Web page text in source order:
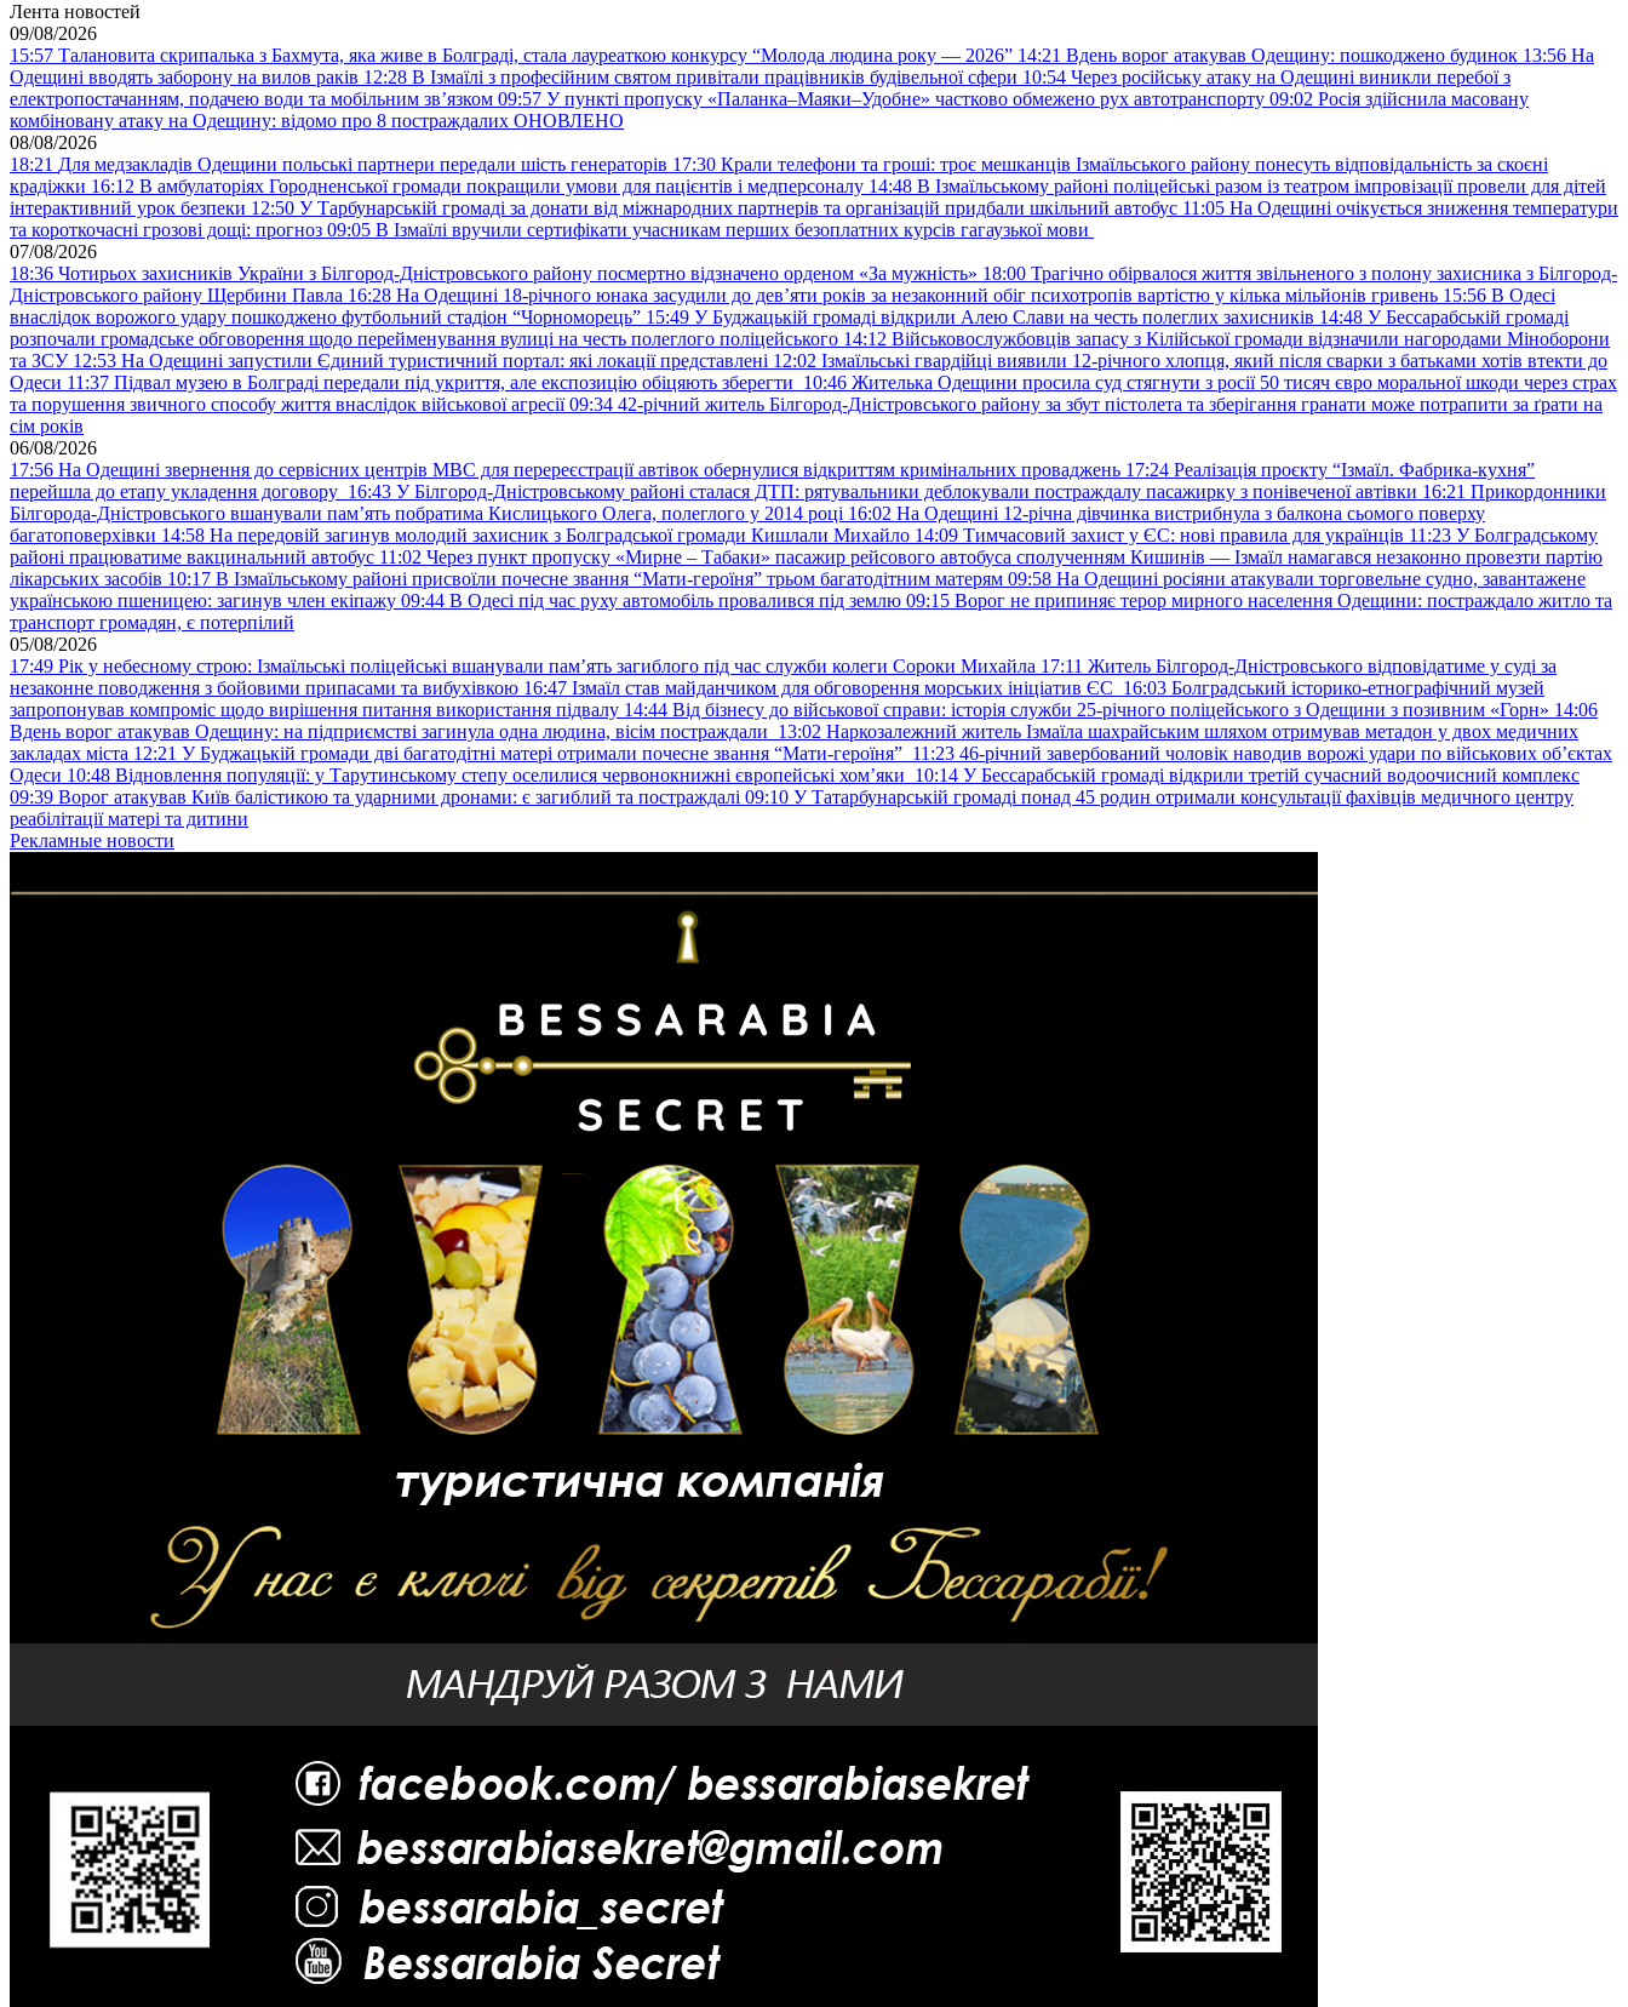
Лента новостей
09/08/2026
15:57 Талановита скрипалька з Бахмута, яка живе в Болграді, стала лауреаткою конкурсу “Молода людина року — 2026” 14:21 Вдень ворог атакував Одещину: пошкоджено будинок 13:56 На
Одещині вводять заборону на вилов раків 12:28 В Ізмаїлі з професійним святом привітали працівників будівельної сфери 10:54 Через російську атаку на Одещині виникли перебої з
електропостачанням, подачею води та мобільним звʼязком 09:57 У пункті пропуску «Паланка–Маяки–Удобне» частково обмежено рух автотранспорту 09:02 Росія здійснила масовану
комбіновану атаку на Одещину: відомо про 8 постраждалих ОНОВЛЕНО
08/08/2026
18:21 Для медзакладів Одещини польські партнери передали шість генераторів 17:30 Крали телефони та гроші: троє мешканців Ізмаїльського району понесуть відповідальність за скоєні
крадіжки 16:12 В амбулаторіях Городненської громади покращили умови для пацієнтів і медперсоналу 14:48 В Ізмаїльському районі поліцейські разом із театром імпровізації провели для дітей
інтерактивний урок безпеки 12:50 У Тарбунарській громаді за донати від міжнародних партнерів та організацій придбали шкільний автобус 11:05 На Одещині очікується зниження температури
та короткочасні грозові дощі: прогноз 09:05 В Ізмаїлі вручили сертифікати учасникам перших безоплатних курсів гагаузької мови
07/08/2026
18:36 Чотирьох захисників України з Білгород-Дністровського району посмертно відзначено орденом «За мужність» 18:00 Трагічно обірвалося життя звільненого з полону захисника з Білгород-
Дністровського району Щербини Павла 16:28 На Одещині 18-річного юнака засудили до дев’яти років за незаконний обіг психотропів вартістю у кілька мільйонів гривень 15:56 В Одесі
внаслідок ворожого удару пошкоджено футбольний стадіон “Чорноморець” 15:49 У Буджацькій громаді відкрили Алею Слави на честь полеглих захисників 14:48 У Бессарабській громаді
розпочали громадське обговорення щодо перейменування вулиці на честь полеглого поліцейського 14:12 Військовослужбовців запасу з Кілійської громади відзначили нагородами Міноборони
та ЗСУ 12:53 На Одещині запустили Єдиний туристичний портал: які локації представлені 12:02 Ізмаїльські гвардійці виявили 12-річного хлопця, який після сварки з батьками хотів втекти до
Одеси 11:37 Підвал музею в Болграді передали під укриття, але експозицію обіцяють зберегти 10:46 Жителька Одещини просила суд стягнути з росії 50 тисяч євро моральної шкоди через страх
та порушення звичного способу життя внаслідок військової агресії 09:34 42-річний житель Білгород-Дністровського району за збут пістолета та зберігання гранати може потрапити за ґрати на
сім років
06/08/2026
17:56 На Одещині звернення до сервісних центрів МВС для перереєстрації автівок обернулися відкриттям кримінальних проваджень 17:24 Реалізація проєкту “Ізмаїл. Фабрика-кухня”
перейшла до етапу укладення договору 16:43 У Білгород-Дністровському районі сталася ДТП: рятувальники деблокували постраждалу пасажирку з понівеченої автівки 16:21 Прикордонники
Білгорода-Дністровського вшанували пам’ять побратима Кислицького Олега, полеглого у 2014 році 16:02 На Одещині 12-річна дівчинка вистрибнула з балкона сьомого поверху
багатоповерхівки 14:58 На передовій загинув молодий захисник з Болградської громади Кишлали Михайло 14:09 Тимчасовий захист у ЄС: нові правила для українців 11:23 У Болградському
районі працюватиме вакцинальний автобус 11:02 Через пункт пропуску «Мирне – Табаки» пасажир рейсового автобуса сполученням Кишинів — Ізмаїл намагався незаконно провезти партію
лікарських засобів 10:17 В Ізмаїльському районі присвоїли почесне звання “Мати-героїня” трьом багатодітним матерям 09:58 На Одещині росіяни атакували торговельне судно, завантажене
українською пшеницею: загинув член екіпажу 09:44 В Одесі під час руху автомобіль провалився під землю 09:15 Ворог не припиняє терор мирного населення Одещини: постраждало житло та
транспорт громадян, є потерпілий
05/08/2026
17:49 Рік у небесному строю: Ізмаїльські поліцейські вшанували пам’ять загиблого під час служби колеги Сороки Михайла 17:11 Житель Білгород-Дністровського відповідатиме у суді за
незаконне поводження з бойовими припасами та вибухівкою 16:47 Ізмаїл став майданчиком для обговорення морських ініціатив ЄС 16:03 Болградський історико-етнографічний музей
запропонував компроміс щодо вирішення питання використання підвалу 14:44 Від бізнесу до військової справи: історія служби 25-річного поліцейського з Одещини з позивним «Горн» 14:06
Вдень ворог атакував Одещину: на підприємстві загинула одна людина, вісім постраждали 13:02 Наркозалежний житель Ізмаїла шахрайським шляхом отримував метадон у двох медичних
закладах міста 12:21 У Буджацькій громади дві багатодітні матері отримали почесне звання “Мати-героїня” 11:23 46-річний завербований чоловік наводив ворожі удари по військових обʼєктах
Одеси 10:48 Відновлення популяції: у Тарутинському степу оселилися червонокнижні європейські хом’яки 10:14 У Бессарабській громаді відкрили третій сучасний водоочисний комплекс
09:39 Ворог атакував Київ балістикою та ударними дронами: є загиблий та постраждалі 09:10 У Татарбунарській громаді понад 45 родин отримали консультації фахівців медичного центру
реабілітації матері та дитини
Рекламные новости